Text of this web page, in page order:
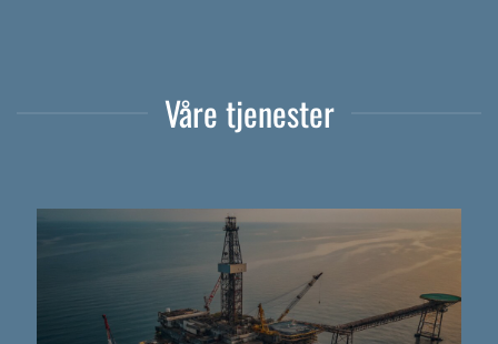
Våre tjenester